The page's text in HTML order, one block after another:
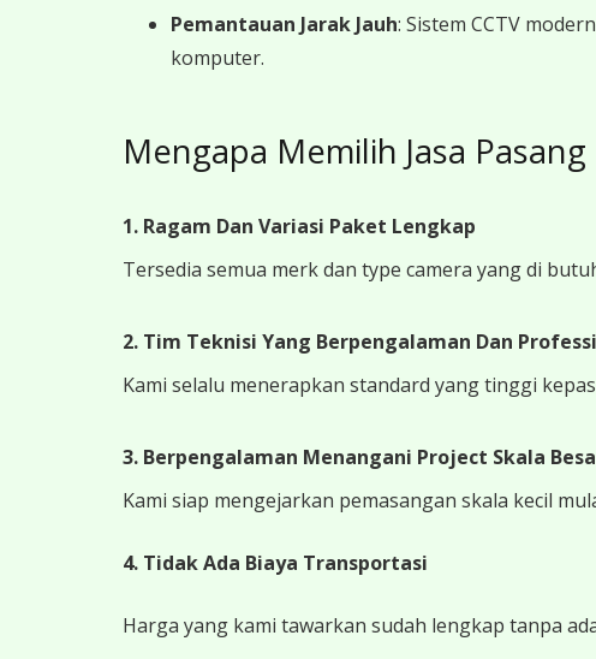
Pemantauan Jarak Jauh: Sistem CCTV
komputer.
Mengapa Memilih Jasa
1. Ragam Dan Variasi Paket Lengkap
Tersedia semua merk dan type camera yang di
2. Tim Teknisi Yang Berpengalaman Dan
Kami selalu menerapkan standard yang tinggi
3. Berpengalaman Menangani Project Skala
Kami siap mengejarkan pemasangan skala kecil
4. Tidak Ada Biaya Transportasi
Harga yang kami tawarkan sudah lengkap tanpa